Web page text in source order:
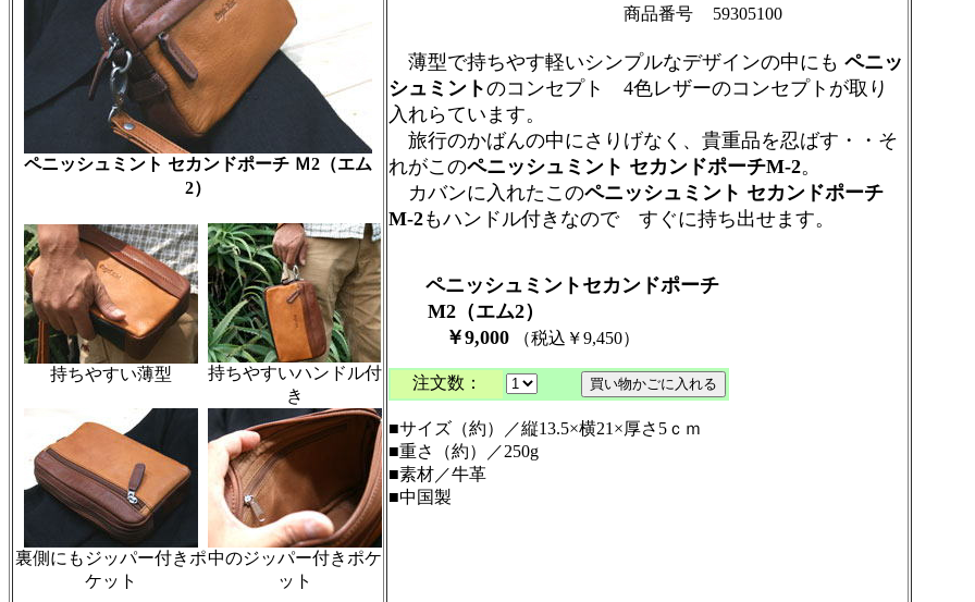
ペニッシュミント セカンドポーチ Ｍ2（エム
2）
持ちやすい薄型
持ちやすいハンドル付
き
裏側にもジッパー付きポ
ケット
中のジッパー付きポケ
ット
商品番号 59305100
薄型で持ちやす軽いシンプルなデザインの中にも ペニッ
シュミントのコンセプト 4色レザーのコンセプトが取り
入れらています。
旅行のかばんの中にさりげなく、貴重品を忍ばす・・そ
れがこのペニッシュミント セカンドポーチM-2。
カバンに入れたこのペニッシュミント セカンドポーチ
M-2もハンドル付きなので すぐに持ち出せます。
ペニッシュミントセカンドポーチ
M2（エム2）
￥9,000 （税込￥9,450）
注文数：
■サイズ（約）／縦13.5×横21×厚さ5ｃｍ
■重さ（約）／250g
■素材／牛革
■中国製